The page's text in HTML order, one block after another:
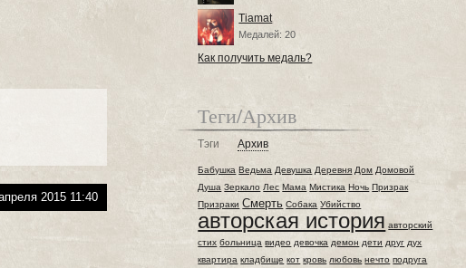
2015 11:40
Tiamat
Медалей: 20
Как получить медаль?
Теги/Архив
Тэги Архив
Бабушка Ведьма Девушка Деревня Дом Домовой
Душа Зеркало Лес Мама Мистика Ночь Призрак
Призраки Смерть Собака Убийство
авторская история авторский
стих больница видео девочка демон дети друг дух
квартира кладбище кот кровь любовь нечто подруга